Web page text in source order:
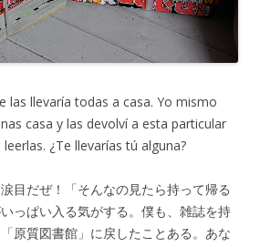
las llevaría todas a casa. Yo mismo
casa y las devolví a esta particular
¿Te llevarías tú alguna?
目だぜ！「そんなの見たら持って帰る
っぱい入る気がする。僕も、雑誌を持
原質図書館」に戻したことある。あな